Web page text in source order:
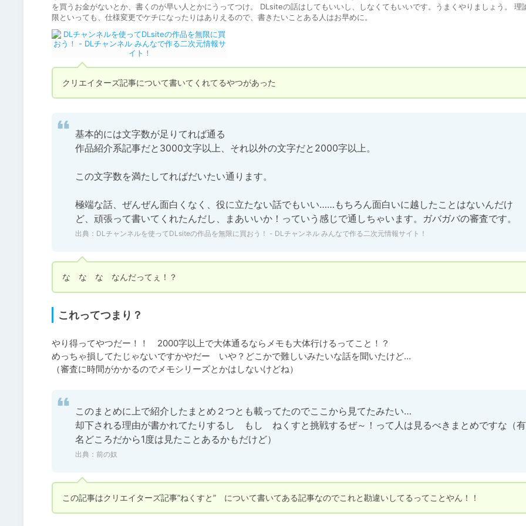
を買うお金がないとか、書くのが早い人とかにうってつけ。 DLsiteの話はしてもいいし、しなくてもいいです。うまくやりましょう。 理
限といっても、仕様変更でケチになったりはありえるので、書きたいことある人はお早めに。
クリエイターズ記事について書いてくれてるやつがあった
基本的には文字数が足りてれば通る
作品紹介系記事だと3000文字以上、それ以外の文字だと2000字以上。
この文字数を満たしてればだいたい通ります。
極端な話、ぜんぜん面白くなく、役に立たない話でもいい……もちろん面白いに越したことはないんだけ
ど、頑張って書いてくれたんだし、まあいいか！っていう感じで通しちゃいます。ガバガバの審査です。
出典： DLチャンネルを使ってDLsiteの作品を無限に買おう！ - DLチャンネル みんなで作る二次元情報サイト！
な　な　な　なんだってぇ！？
これってつまり？
やり得ってやつだー！！　2000字以上で大体通るならメモも大体行けるってこと！？
めっちゃ損してたじゃないですかやだー　いや？どこかで難しいみたいな話を聞いたけど…
このまとめに上で紹介したまとめ２つとも載ってたのでここから見てたみたい…
却下される理由が書かれてたりするし　もし　ねくすと挑戦するぜ～！って人は見るべきまとめですな（有
名どころだから1度は見たことあるかもだけど）
出典： 前の奴
この記事はクリエイターズ記事”ねくすと”　について書いてある記事なのでこれと勘違いしてるってことやん！！